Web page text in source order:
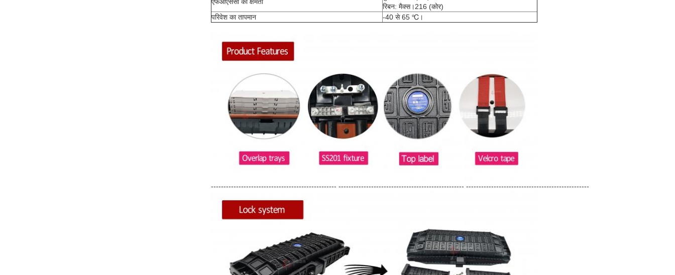
रिबन: मैक्स।216 (कोर)
परिवेश का तापमान
-40 से 65 ℃।
-------------------------------------------------- -------------------------------------------------- -------------------------------------------------